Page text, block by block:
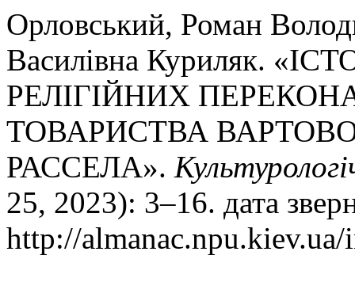
Орловський, Роман
Василівна Куриляк.
РЕЛІГІЙНИХ
ТОВАРИСТВА
РАССЕЛА».
25, 2023): 3–16. дата
http://